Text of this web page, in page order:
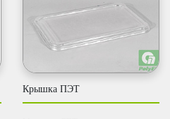
Крышка ПЭТ